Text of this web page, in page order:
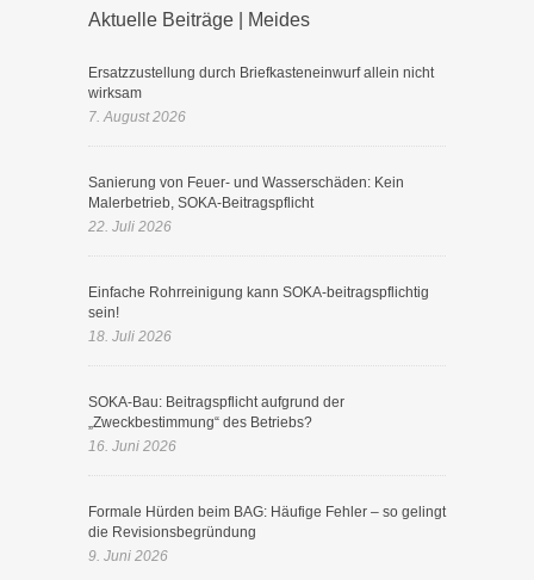
Aktuelle Beiträge | Meides
Ersatzzustellung durch Briefkasteneinwurf allein nicht
wirksam
7. August 2026
Sanierung von Feuer- und Wasserschäden: Kein
Malerbetrieb, SOKA-Beitragspflicht
22. Juli 2026
Einfache Rohrreinigung kann SOKA-beitragspflichtig
sein!
18. Juli 2026
SOKA-Bau: Beitragspflicht aufgrund der
„Zweckbestimmung“ des Betriebs?
16. Juni 2026
Formale Hürden beim BAG: Häufige Fehler – so gelingt
die Revisionsbegründung
9. Juni 2026